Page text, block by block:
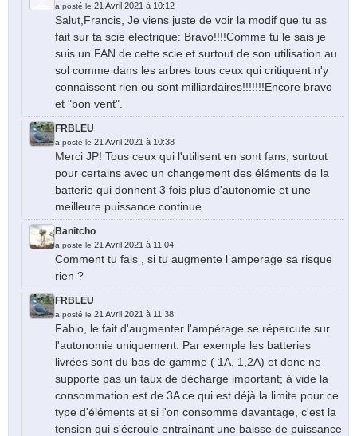
a posté le 21 Avril 2021 à 10:12
Salut,Francis, Je viens juste de voir la modif que tu as
fait sur ta scie electrique: Bravo!!!!Comme tu le sais je
suis un FAN de cette scie et surtout de son utilisation au
sol comme dans les arbres tous ceux qui critiquent n'y
connaissent rien ou sont milliardaires!!!!!!!Encore bravo
et "bon vent".
FRBLEU
a posté le 21 Avril 2021 à 10:38
Merci JP! Tous ceux qui l'utilisent en sont fans, surtout
pour certains avec un changement des éléments de la
batterie qui donnent 3 fois plus d'autonomie et une
meilleure puissance continue.
Banitcho
a posté le 21 Avril 2021 à 11:04
Comment tu fais , si tu augmente l amperage sa risque
rien ?
FRBLEU
a posté le 21 Avril 2021 à 11:38
Fabio, le fait d'augmenter l'ampérage se répercute sur
l'autonomie uniquement. Par exemple les batteries
livrées sont du bas de gamme ( 1A, 1,2A) et donc ne
supporte pas un taux de décharge important; à vide la
consommation est de 3A ce qui est déjà la limite pour ce
type d'éléments et si l'on consomme davantage, c'est la
tension qui s'écroule entraînant une baisse de puissance